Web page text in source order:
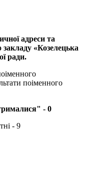
адреси та
«Козелецька
ради.
поіменного
- 0
- 9